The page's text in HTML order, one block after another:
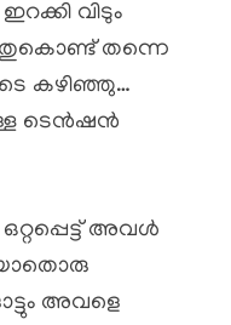
വിടും
തന്നെ
കഴിഞ്ഞു…
ടെൻഷൻ
അവൾ
യാതൊരു
അവളെ